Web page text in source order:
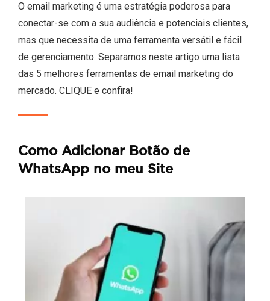
O email marketing é uma estratégia poderosa para
conectar-se com a sua audiência e potenciais clientes,
mas que necessita de uma ferramenta versátil e fácil
de gerenciamento. Separamos neste artigo uma lista
das 5 melhores ferramentas de email marketing do
mercado. CLIQUE e confira!
Como Adicionar Botão de
WhatsApp no meu Site